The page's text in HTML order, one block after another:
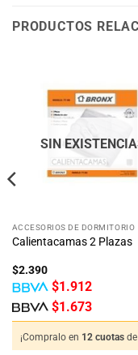
PRODUCTOS
SIN
ACCESORIOS DE DORMITORIO
Calientacamas 2 Plazas
$2.390
$1.912
$1.673
¡Compralo en 12 cuotas de